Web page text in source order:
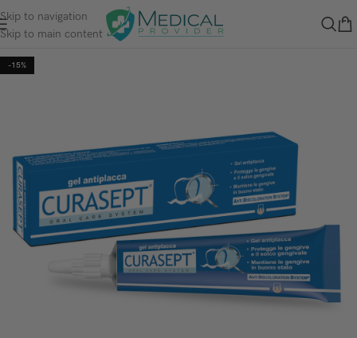
Skip to navigation
Skip to main content
-15%